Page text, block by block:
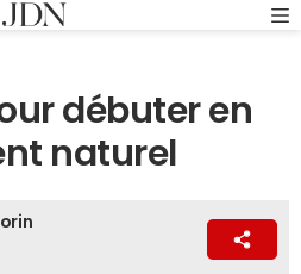
débuter en
naturel